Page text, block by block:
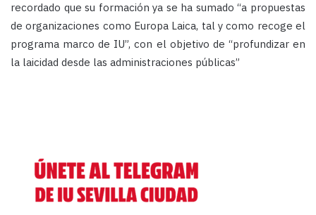
recordado que su formación ya se ha sumado “a propuestas
de organizaciones como Europa Laica, tal y como recoge el
programa marco de IU”, con el objetivo de “profundizar en
la laicidad desde las administraciones públicas”